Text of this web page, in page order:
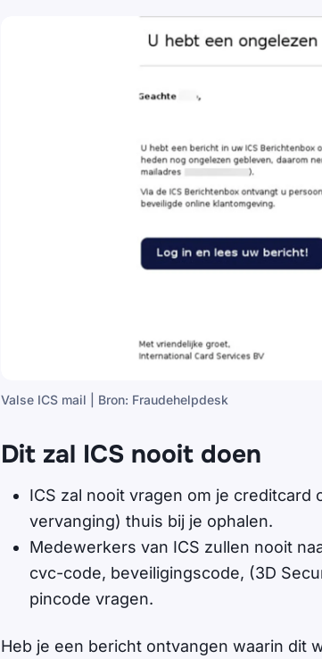
Valse ICS mail | Bron: Fraudehelpdesk
Dit zal ICS nooit doen
ICS zal nooit vragen om je
vervanging) thuis bij je ophalen.
Medewerkers van ICS zullen nooit
cvc-code, beveiligingscode, (3D
pincode vragen.
Heb je een bericht ontvangen waarin dit